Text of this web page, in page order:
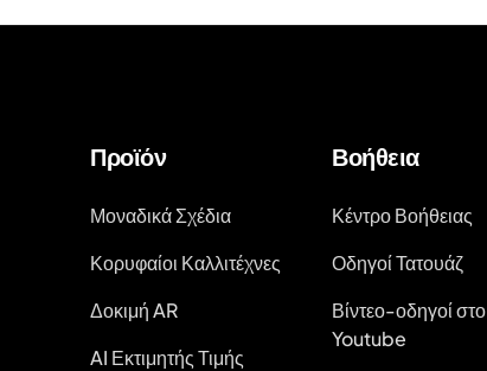
Προϊόν
Μοναδικά Σχέδια
Κορυφαίοι Καλλιτέχνες
Δοκιμή AR
AI Εκτιμητής Τιμής
Βοήθεια
Κέντρο Βοήθειας
Οδηγοί Τατουάζ
Βίντεο-οδηγοί στο
Youtube